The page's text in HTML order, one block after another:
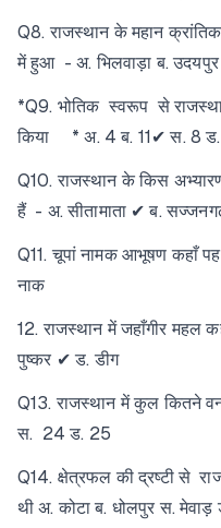
Q8. राजस्थान के महान
में हुआ - अ. भिलवाड़ा ब. उदयपुर
*Q9. भोतिक स्वरूप से
किया * अ. 4 ब. 11✔ स. 8
Q10. राजस्थान के किस
हैं - अ. सीतामाता ✔ ब.
Q11. चूपां नामक आभूषण कहाँ
नाक
12. राजस्थान में जहाँगीर महल
पुष्कर ✔ ड. डीग
Q13. राजस्थान में कुल कितने
स. 24 ड. 25
Q14. क्षेत्रफल की द्रष्टी से
थी अ. कोटा ब. धोलपुर स. मेवाड़